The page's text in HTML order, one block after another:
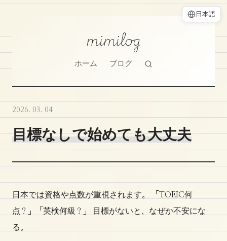
日本語
mimilog
ホーム ブログ
2026. 03. 04
目標なしで始めても大丈夫
日本では資格や点数が重視されます。 「TOEIC何
点？」「英検何級？」 目標がないと、なぜか不安にな
る。